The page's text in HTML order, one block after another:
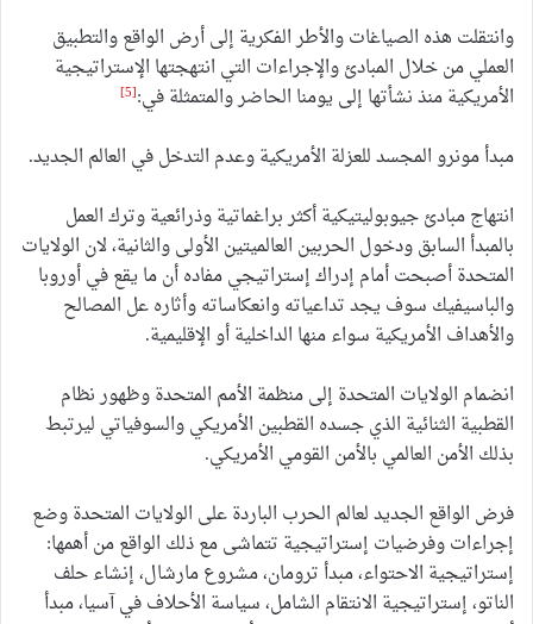
وانتقلت هذه الصياغات والأطر الفكرية إلى أرض الواقع والتطبيق
العملي من خلال المبادئ والإجراءات التي انتهجتها الإستراتيجية
الأمريكية منذ نشأتها إلى يومنا الحاضر والمتمثلة في:[5]
مبدأ مونرو المجسد للعزلة الأمريكية وعدم التدخل في العالم الجديد.
انتهاج مبادئ جيوبوليتيكية أكثر براغماتية وذرائعية وترك العمل
بالمبدأ السابق ودخول الحربين العالميتين الأولى والثانية، لان الولايات
المتحدة أصبحت أمام إدراك إستراتيجي مفاده أن ما يقع في أوروبا
والباسيفيك سوف يجد تداعياته وانعكاساته وأثاره عل المصالح
والأهداف الأمريكية سواء منها الداخلية أو الإقليمية.
انضمام الولايات المتحدة إلى منظمة الأمم المتحدة وظهور نظام
القطبية الثنائية الذي جسده القطبين الأمريكي والسوفياتي ليرتبط
بذلك الأمن العالمي بالأمن القومي الأمريكي.
فرض الواقع الجديد لعالم الحرب الباردة على الولايات المتحدة وضع
إجراءات وفرضيات إستراتيجية تتماشى مع ذلك الواقع من أهمها:
إستراتيجية الاحتواء، مبدأ ترومان، مشروع مارشال، إنشاء حلف
الناتو، إستراتيجية الانتقام الشامل، سياسة الأحلاف في آسيا، مبدأ